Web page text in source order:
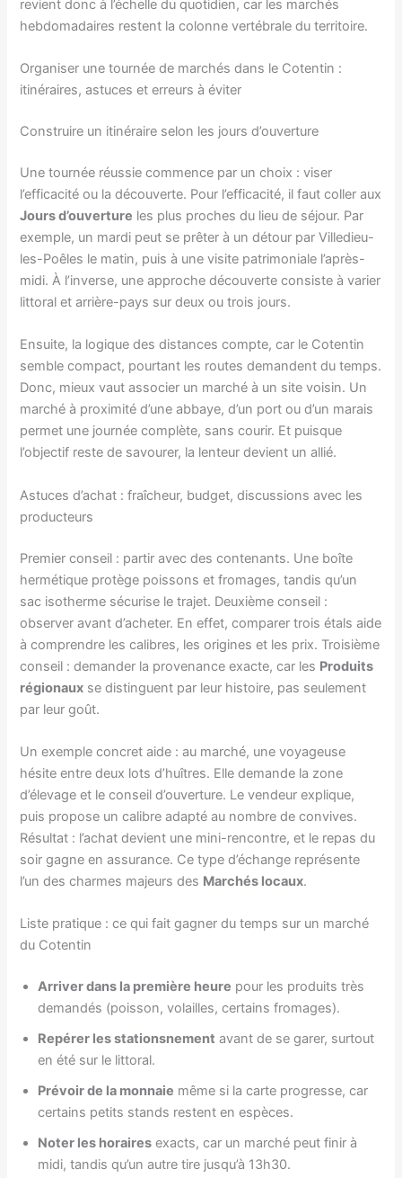
revient donc à l’échelle du quotidien, car les marchés
hebdomadaires restent la colonne vertébrale du territoire.
Organiser une tournée de marchés dans le Cotentin :
itinéraires, astuces et erreurs à éviter
Construire un itinéraire selon les jours d’ouverture
Une tournée réussie commence par un choix : viser
l’efficacité ou la découverte. Pour l’efficacité, il faut coller aux
Jours d’ouverture les plus proches du lieu de séjour. Par
exemple, un mardi peut se prêter à un détour par Villedieu-
les-Poêles le matin, puis à une visite patrimoniale l’après-
midi. À l’inverse, une approche découverte consiste à varier
littoral et arrière-pays sur deux ou trois jours.
Ensuite, la logique des distances compte, car le Cotentin
semble compact, pourtant les routes demandent du temps.
Donc, mieux vaut associer un marché à un site voisin. Un
marché à proximité d’une abbaye, d’un port ou d’un marais
permet une journée complète, sans courir. Et puisque
l’objectif reste de savourer, la lenteur devient un allié.
Astuces d’achat : fraîcheur, budget, discussions avec les
producteurs
Premier conseil : partir avec des contenants. Une boîte
hermétique protège poissons et fromages, tandis qu’un
sac isotherme sécurise le trajet. Deuxième conseil :
observer avant d’acheter. En effet, comparer trois étals aide
à comprendre les calibres, les origines et les prix. Troisième
conseil : demander la provenance exacte, car les Produits
régionaux se distinguent par leur histoire, pas seulement
par leur goût.
Un exemple concret aide : au marché, une voyageuse
hésite entre deux lots d’huîtres. Elle demande la zone
d’élevage et le conseil d’ouverture. Le vendeur explique,
puis propose un calibre adapté au nombre de convives.
Résultat : l’achat devient une mini-rencontre, et le repas du
soir gagne en assurance. Ce type d’échange représente
l’un des charmes majeurs des Marchés locaux.
Liste pratique : ce qui fait gagner du temps sur un marché
du Cotentin
Arriver dans la première heure pour les produits très
demandés (poisson, volailles, certains fromages).
Repérer les stationsnement avant de se garer, surtout
en été sur le littoral.
Prévoir de la monnaie même si la carte progresse, car
certains petits stands restent en espèces.
Noter les horaires exacts, car un marché peut finir à
midi, tandis qu’un autre tire jusqu’à 13h30.